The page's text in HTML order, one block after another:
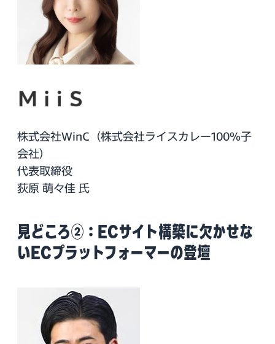
株式会社WinC（株式会社ライスカレー100％子
会社）
代表取締役
荻原 萌々佳 氏
見どころ②：ECサイト構築に欠かせな
いECプラットフォーマーの登壇